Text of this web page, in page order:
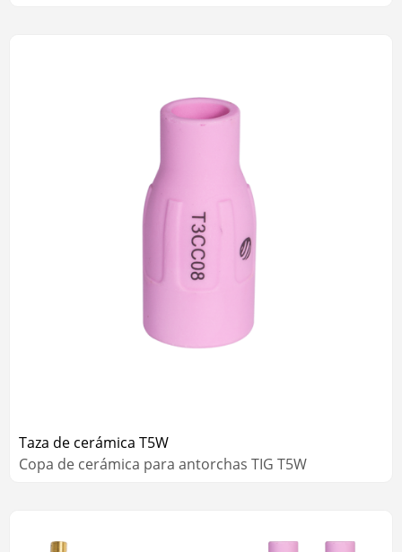
Taza de cerámica T5W
Copa de cerámica para antorchas TIG T5W